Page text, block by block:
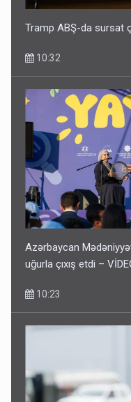
Tramp ABŞ-da sursat
10:32
Azərbaycan
uğurla çıxış etdi –
10:23